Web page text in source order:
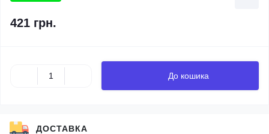
421 грн.
До кошика
ДОСТАВКА